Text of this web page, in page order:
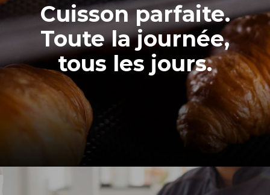
Cuisson parfaite.
Toute la journée,
tous les jours.